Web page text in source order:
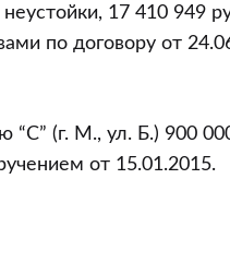
17 410 949
по договору от
“С” (г. М., ул. Б.) 900
от 15.01.2015.